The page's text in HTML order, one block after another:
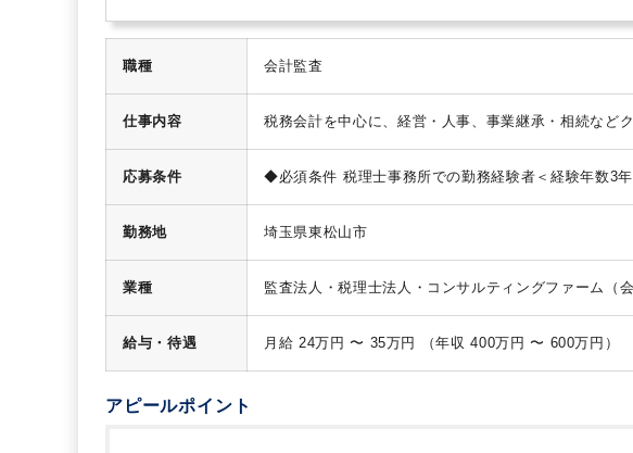
職種 会計監査
仕事内容
税務会計を中心に、経営・人事、事業継承・相続など
業とのコミュニケーション強化・社内における業務の
問（法人・個人） 税務調査 相続対策・相続税申告 事
経営支援 経理アウトソーシング セカンドオピニオン
応募条件 ◆必須条件 税理士事務所での勤務経験者＜経験年数3年
勤務地 埼玉県東松山市
業種 監査法人・税理士法人・コンサルティングファーム（会
給与・待遇 月給 24万円 〜 35万円 （年収 400万円 〜 600万円）
アピールポイント